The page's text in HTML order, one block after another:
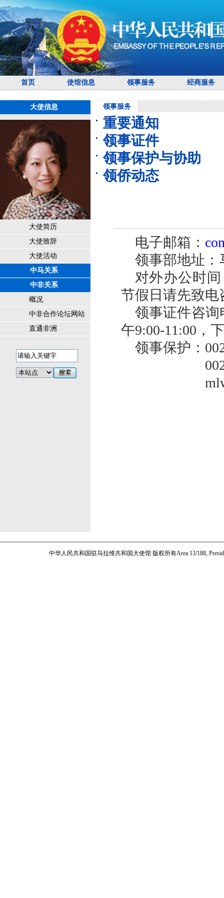
首页 使馆信息 领事服务 经商服务
大使信息
大使简历
大使致辞
大使活动
中马关系
中非关系
概况
中非合作论坛网站
直通非洲
领事服务
重要通知
领事证件
领事保护与协助
领侨动态
电子邮箱：
领事部地址：
对外办公时
节假日请先致电
领事证件咨询
午9:00-11:00
领事保护：
00265-
中华人民共和国驻马拉维共和国大使馆 版权所有Area 13/188,